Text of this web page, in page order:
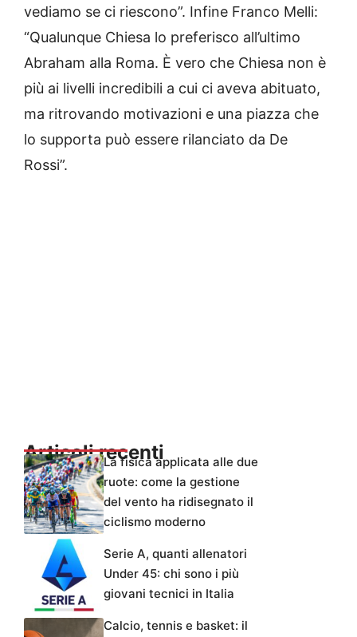
vediamo se ci riescono”. Infine Franco Melli:
“Qualunque Chiesa lo preferisco all’ultimo
Abraham alla Roma. È vero che Chiesa non è
più ai livelli incredibili a cui ci aveva abituato,
ma ritrovando motivazioni e una piazza che
lo supporta può essere rilanciato da De
Rossi”.
Articoli recentiLa fisica applicata alle due
ruote: come la gestione
del vento ha ridisegnato il
ciclismo moderno
Serie A, quanti allenatori
Under 45: chi sono i più
giovani tecnici in Italia
Calcio, tennis e basket: il